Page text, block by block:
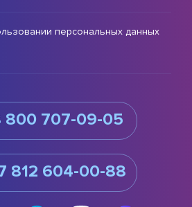
персональных данных
800 707-09-05
812 604-00-88